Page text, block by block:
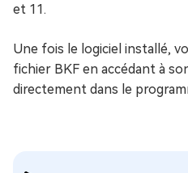
et 11.
Une fois le logiciel installé,
fichier BKF en accédant à
directement dans le